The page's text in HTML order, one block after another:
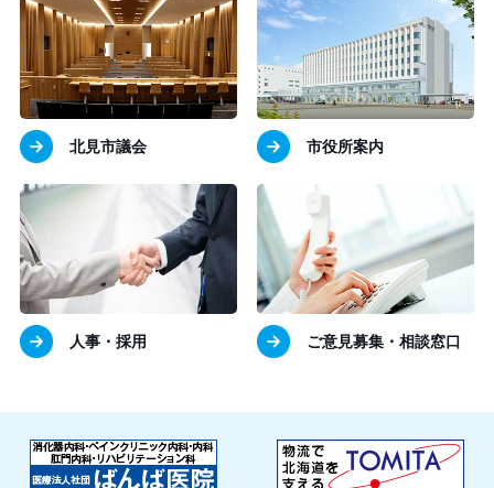
北見市議会 市役所案内
人事・採用 ご意見募集・相談窓口